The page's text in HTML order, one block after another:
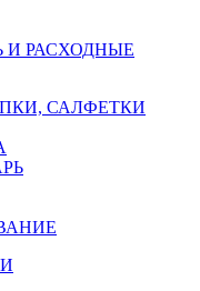
И РАСХОДНЫЕ
САЛФЕТКИ